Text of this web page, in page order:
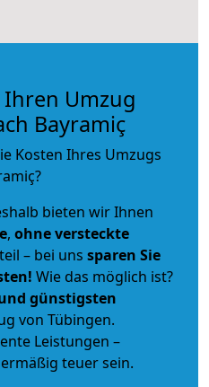
Umzug
Bayramiç
Kosten Ihres Umzugs
bieten wir Ihnen
, ohne versteckte
– bei uns sparen Sie
Wie das möglich ist?
günstigsten
von Tübingen.
Leistungen –
teuer sein.